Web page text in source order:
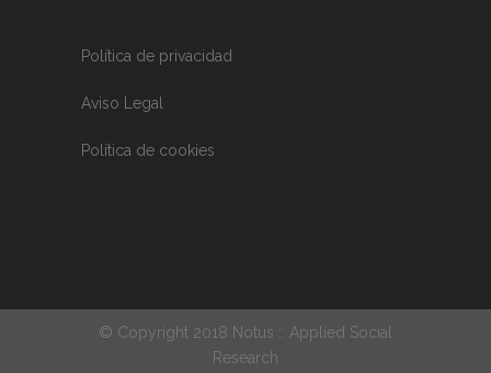
Política de privacidad
Aviso Legal
Política de cookies
© Copyright 2018 Notus :: Applied Social
Research